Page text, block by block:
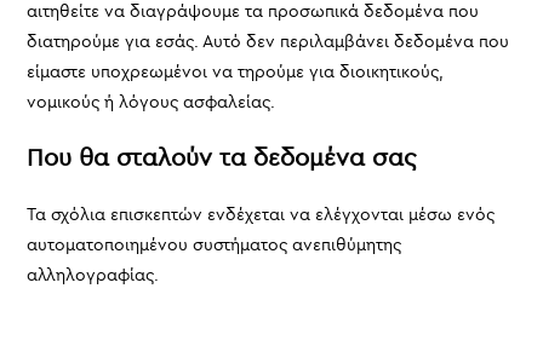
αιτηθείτε να διαγράψουμε τα προσωπικά δεδομένα που
διατηρούμε για εσάς. Αυτό δεν περιλαμβάνει δεδομένα που
είμαστε υποχρεωμένοι να τηρούμε για διοικητικούς,
νομικούς ή λόγους ασφαλείας.
Που θα σταλούν τα δεδομένα σας
Τα σχόλια επισκεπτών ενδέχεται να ελέγχονται μέσω ενός
αυτοματοποιημένου συστήματος ανεπιθύμητης
αλληλογραφίας.